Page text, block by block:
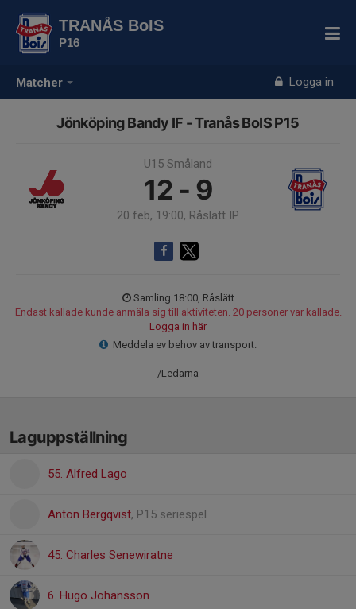
Matcher Logga in
TRANÅS BoIS
P16
Jönköping Bandy IF - Tranås BoIS P15
U15 Småland
12 - 9
20 feb, 19:00, Råslätt IP
Samling 18:00, Råslätt
Endast kallade kunde anmäla sig till aktiviteten. 20 personer var kallade.
Logga in här
Meddela ev behov av transport.
/Ledarna
Laguppställning
55. Alfred Lago
Anton Bergqvist, P15 seriespel
45. Charles Senewiratne
6. Hugo Johansson